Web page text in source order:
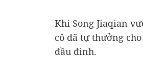
Khi Song Jiaqian
cô đã tự thưởng
đầu đinh.